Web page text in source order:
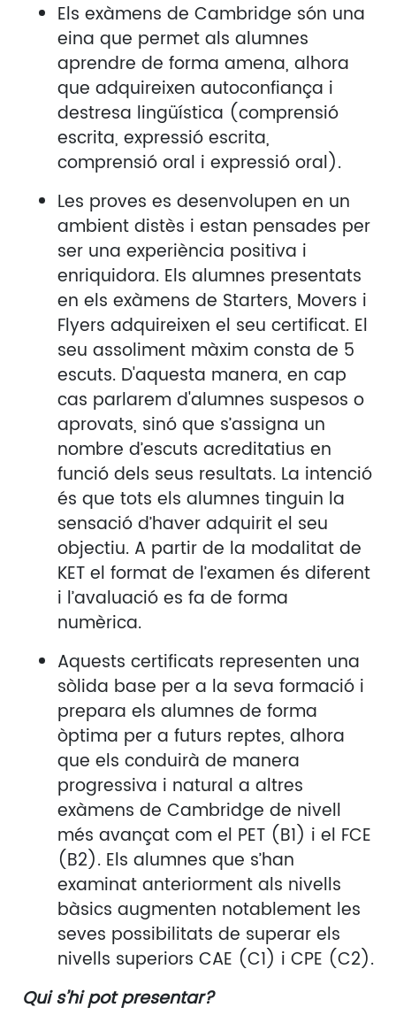
Els exàmens de Cambridge són una
eina que permet als alumnes
aprendre de forma amena, alhora
que adquireixen autoconfiança i
destresa lingüística (comprensió
escrita, expressió escrita,
comprensió oral i expressió oral).
Les proves es desenvolupen en un
ambient distès i estan pensades per
ser una experiència positiva i
enriquidora. Els alumnes presentats
en els exàmens de Starters, Movers i
Flyers adquireixen el seu certificat. El
seu assoliment màxim consta de 5
escuts. D'aquesta manera, en cap
cas parlarem d'alumnes suspesos o
aprovats, sinó que s’assigna un
nombre d’escuts acreditatius en
funció dels seus resultats. La intenció
és que tots els alumnes tinguin la
sensació d’haver adquirit el seu
objectiu. A partir de la modalitat de
KET el format de l’examen és diferent
i l’avaluació es fa de forma
numèrica.
Aquests certificats representen una
sòlida base per a la seva formació i
prepara els alumnes de forma
òptima per a futurs reptes, alhora
que els conduirà de manera
progressiva i natural a altres
exàmens de Cambridge de nivell
més avançat com el PET (B1) i el FCE
(B2). Els alumnes que s’han
examinat anteriorment als nivells
bàsics augmenten notablement les
seves possibilitats de superar els
nivells superiors CAE (C1) i CPE (C2).
Qui s’hi pot presentar?